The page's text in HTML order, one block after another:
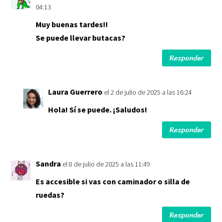
04:13
Muy buenas tardes!!
Se puede llevar butacas?
Responder
Laura Guerrero el 2 de julio de 2025 a las 16:24
Hola! Sí se puede. ¡Saludos!
Responder
Sandra el 8 de julio de 2025 a las 11:49
Es accesible si vas con caminador o silla de
ruedas?
Responder